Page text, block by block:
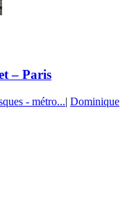
– Paris
- métro...| Dominique